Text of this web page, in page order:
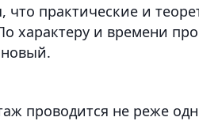
что практические и
характеру и времени
проводится не реже